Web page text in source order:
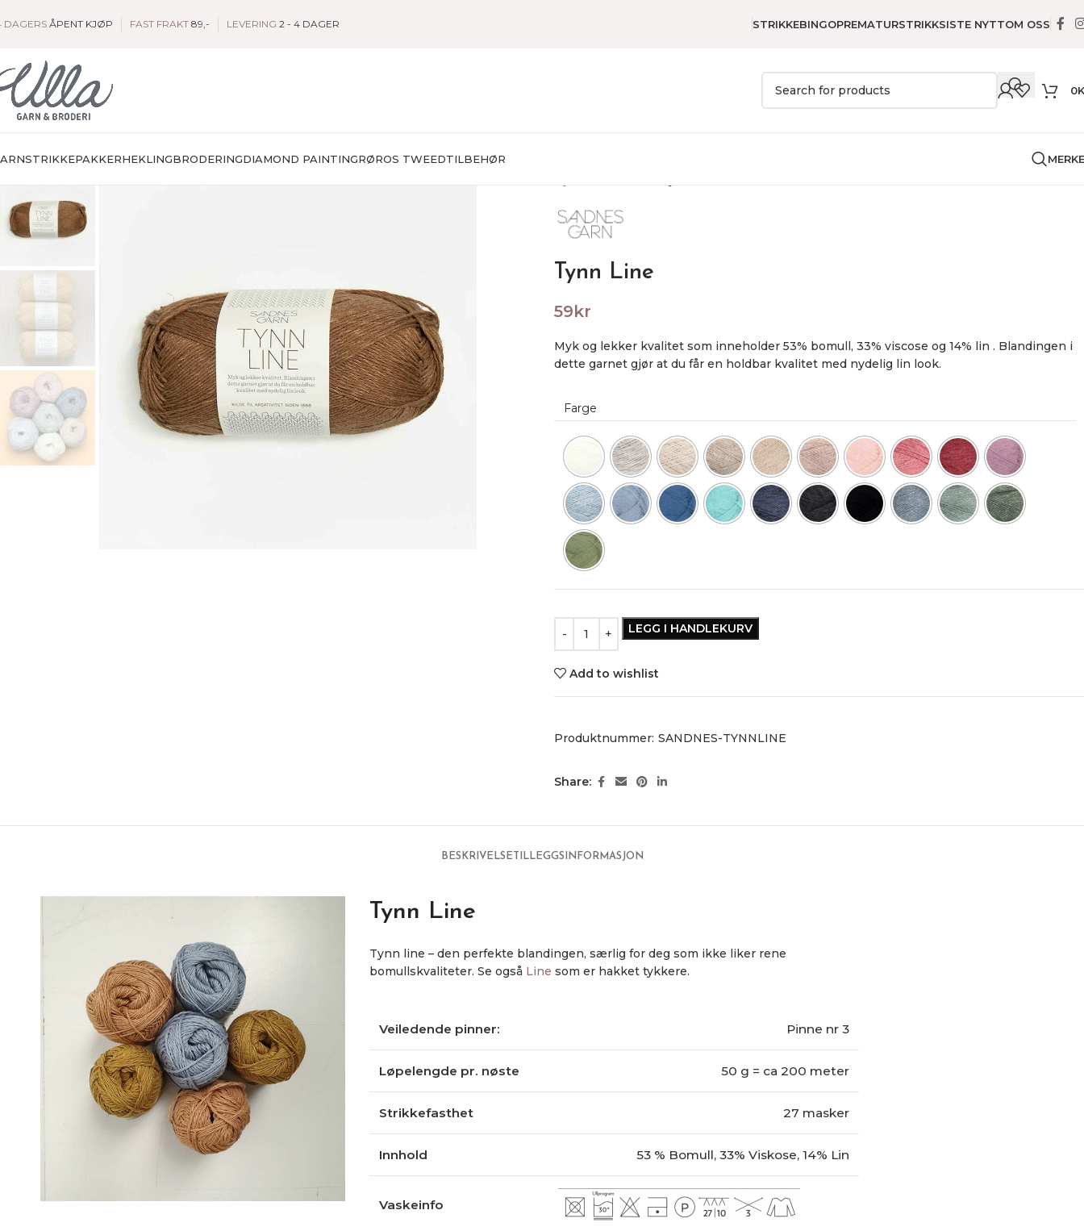
DAGERS ÅPENT KJØP FAST FRAKT 89,- LEVERING 2 - 4 DAGER STRIKKEBINGOPREMATURSTRIKKSISTE NYTTOM OSS
0
STRIKKEPAKKERHEKLINGBRODERINGDIAMOND PAINTINGRØROS TWEEDTILBEHØR
Tynn Line
59kr
Myk og lekker kvalitet som inneholder 53% bomull, 33% viscose og 14% lin . Blandingen i
dette garnet gjør at du får en holdbar kvalitet med nydelig lin look.
Farge
LEGG I HANDLEKURV
Add to wishlist
Produktnummer: SANDNES-TYNNLINE
Share:
BESKRIVELSETILLEGGSINFORMASJON
Tynn Line
Tynn line – den perfekte blandingen, særlig for deg som ikke liker rene
bomullskvaliteter. Se også Line som er hakket tykkere.
Veiledende pinner: Pinne nr 3
Løpelengde pr. nøste 50 g = ca 200 meter
Strikkefasthet 27 masker
Innhold 53 % Bomull, 33% Viskose, 14% Lin
Vaskeinfo